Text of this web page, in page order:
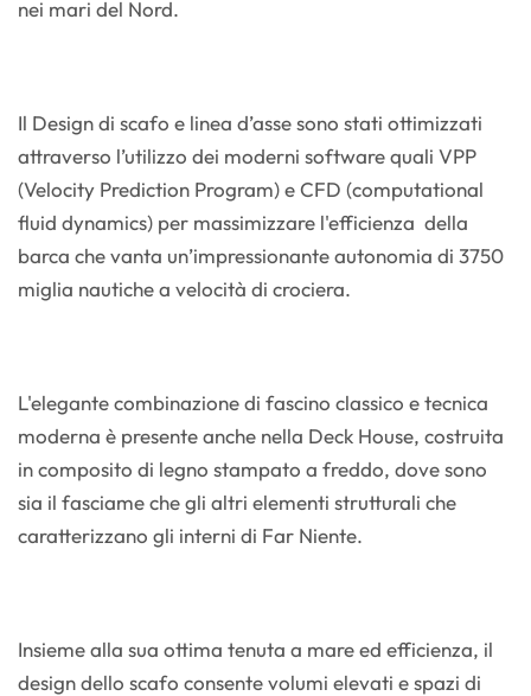
nei mari del Nord.
Il Design di scafo e linea d’asse sono stati ottimizzati
attraverso l’utilizzo dei moderni software quali VPP
(Velocity Prediction Program) e CFD (computational
fluid dynamics) per massimizzare l'efficienza della
barca che vanta un’impressionante autonomia di 3750
miglia nautiche a velocità di crociera.
L'elegante combinazione di fascino classico e tecnica
moderna è presente anche nella Deck House, costruita
in composito di legno stampato a freddo, dove sono
sia il fasciame che gli altri elementi strutturali che
caratterizzano gli interni di Far Niente.
Insieme alla sua ottima tenuta a mare ed efficienza, il
design dello scafo consente volumi elevati e spazi di